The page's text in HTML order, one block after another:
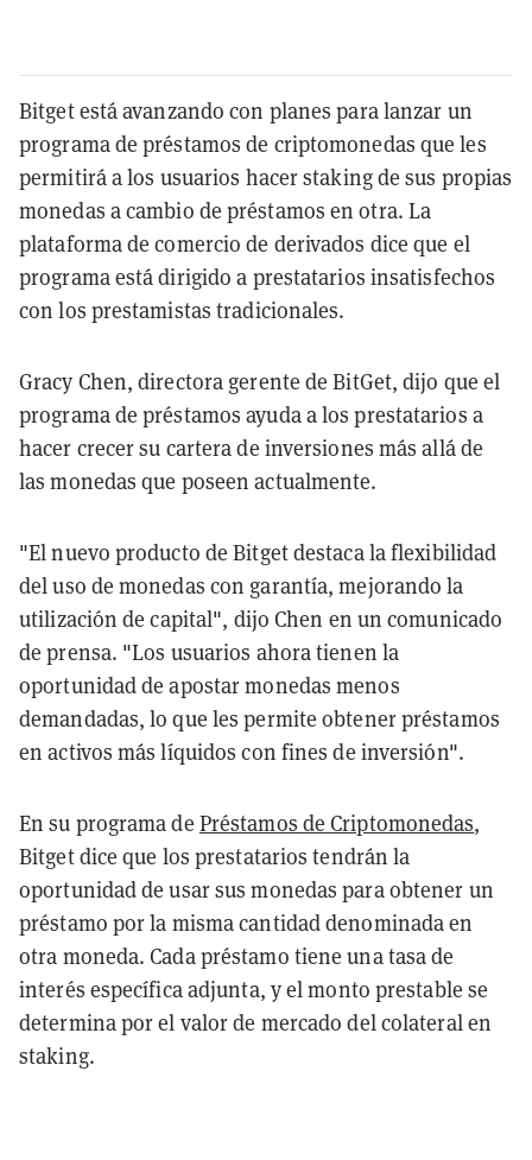
Bitget está avanzando con planes para lanzar un
programa de préstamos de criptomonedas que les
permitirá a los usuarios hacer staking de sus propias
monedas a cambio de préstamos en otra. La
plataforma de comercio de derivados dice que el
programa está dirigido a prestatarios insatisfechos
con los prestamistas tradicionales.
Gracy Chen, directora gerente de BitGet, dijo que el
programa de préstamos ayuda a los prestatarios a
hacer crecer su cartera de inversiones más allá de
las monedas que poseen actualmente.
"El nuevo producto de Bitget destaca la flexibilidad
del uso de monedas con garantía, mejorando la
utilización de capital", dijo Chen en un comunicado
de prensa. "Los usuarios ahora tienen la
oportunidad de apostar monedas menos
demandadas, lo que les permite obtener préstamos
en activos más líquidos con fines de inversión".
En su programa de Préstamos de Criptomonedas,
Bitget dice que los prestatarios tendrán la
oportunidad de usar sus monedas para obtener un
préstamo por la misma cantidad denominada en
otra moneda. Cada préstamo tiene una tasa de
interés específica adjunta, y el monto prestable se
determina por el valor de mercado del colateral en
staking.